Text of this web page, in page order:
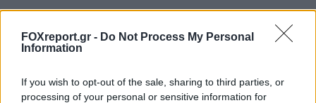
FOXreport.gr - Do Not Process My Personal
Information
If you wish to opt-out of the sale, sharing to third parties, or
processing of your personal or sensitive information for
Νέα τεχνική αποκαλύπτει με ακρίβεια
νανομέτρου τη συμπεριφορά 2D υλικών
ΕΠΙΣΤΉΜΗ 11:00, 09/08/2026